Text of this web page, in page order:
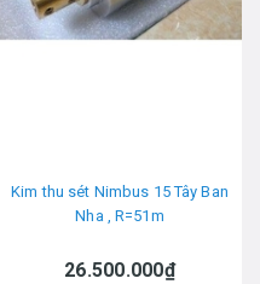
Kim thu sét Nimbus 15 Tây Ban
Nha , R=51m
26.500.000₫